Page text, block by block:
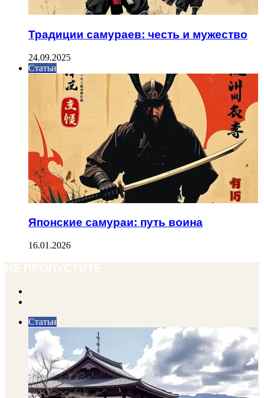
Традиции самураев: честь и мужество
24.09.2025
Статьи
Японские самураи: путь воина
16.01.2026
Статьи